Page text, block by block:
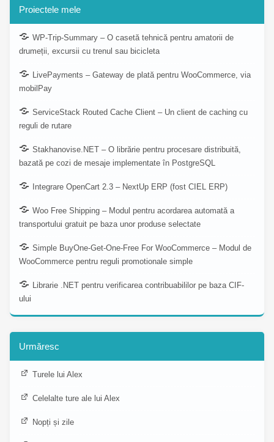
Proiectele mele
WP-Trip-Summary – O casetă tehnică pentru amatorii de
drumeții, excursii cu trenul sau bicicleta
LivePayments – Gateway de plată pentru WooCommerce, via
mobilPay
ServiceStack Routed Cache Client – Un client de caching cu
reguli de rutare
Stakhanovise.NET – O librărie pentru procesare distribuită,
bazată pe cozi de mesaje implementate în PostgreSQL
Integrare OpenCart 2.3 – NextUp ERP (fost CIEL ERP)
Woo Free Shipping – Modul pentru acordarea automată a
transportului gratuit pe baza unor produse selectate
Simple BuyOne-Get-One-Free For WooCommerce – Modul de
WooCommerce pentru reguli promotionale simple
Librarie .NET pentru verificarea contribuabililor pe baza CIF-
ului
Urmăresc
Turele lui Alex
Celelalte ture ale lui Alex
Nopți și zile